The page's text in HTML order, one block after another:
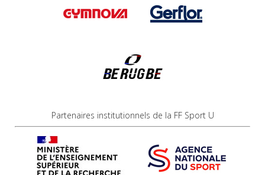
Partenaires institutionnels de la FF Sport U